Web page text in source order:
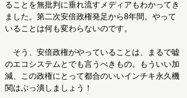
ることを無批判に垂れ流すメディアもわかってき
ました。第二次安倍政権発足から8年間。やって
いることは何も変わらないのです。
そう、安倍政権がやっていることは、まるで嘘
のエコシステムとでも言うべきもの。もういい加
減、この政権にとって都合のいいインチキ永久機
関はぶっ潰しましょう！